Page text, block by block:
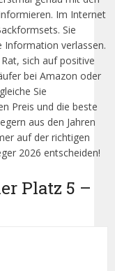
Im Internet
Sie
Information verlassen.
sich auf positive
bei Amazon oder
Sie
Preis und die beste
aus den Jahren
auf der richtigen
2026 entscheiden!
Platz 5 –